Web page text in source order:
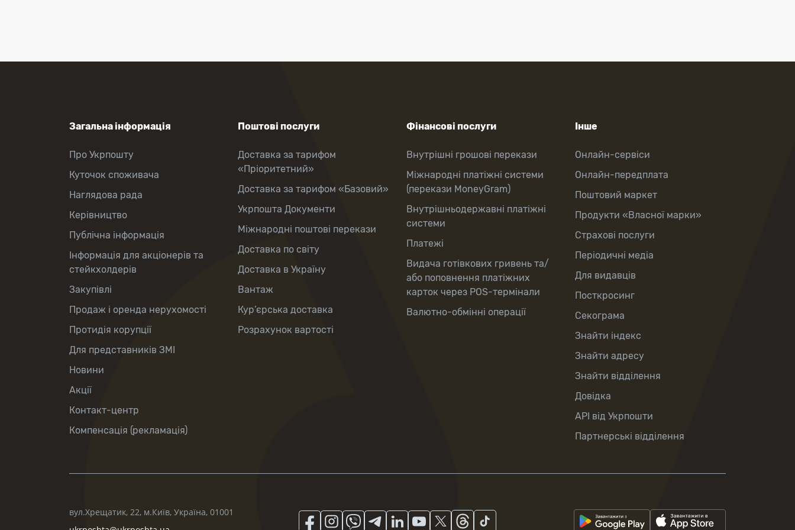
Загальна інформація
Про Укрпошту
Куточок споживача
Наглядова рада
Керівництво
Публічна інформація
Інформація для акціонерів та
стейкхолдерів
Закупівлі
Продаж і оренда нерухомості
Протидія корупції
Для представників ЗМІ
Новини
Акції
Контакт-центр
Компенсація (рекламація)
Поштові послуги
Доставка за тарифом
«Пріоритетний»
Доставка за тарифом «Базовий»
Укрпошта Документи
Міжнародні поштові перекази
Доставка по світу
Доставка в Україну
Вантаж
Кур’єрська доставка
Розрахунок вартості
Фінансові послуги
Внутрішні грошові перекази
Міжнародні платіжні системи
(перекази MoneyGram)
Внутрішньодержавні платіжні
системи
Платежі
Видача готівкових гривень та/
або поповнення платіжних
карток через POS-термінали
Валютно-обмінні операції
Інше
Онлайн-сервіси
Онлайн-передплата
Поштовий маркет
Продукти «Власної марки»
Страхові послуги
Періодичні медіа
Для видавців
Посткросинг
Секограма
Знайти індекс
Знайти адресу
Знайти відділення
Довідка
API від Укрпошти
Партнерські відділення
вул.Хрещатик, 22, м.Київ, Україна, 01001